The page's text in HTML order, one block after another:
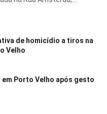
de homicídio a tiros na
Velho
em Porto Velho após gesto